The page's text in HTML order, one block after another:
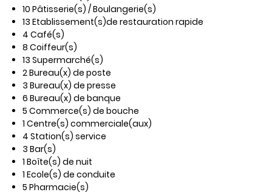
10 Pâtisserie(s) / Boulangerie(s)
13 Etablissement(s)de restauration rapide
4 Café(s)
8 Coiffeur(s)
13 Supermarché(s)
2 Bureau(x) de poste
3 Bureau(x) de presse
6 Bureau(x) de banque
5 Commerce(s) de bouche
1 Centre(s) commerciale(aux)
4 Station(s) service
3 Bar(s)
1 Boîte(s) de nuit
1 Ecole(s) de conduite
5 Pharmacie(s)